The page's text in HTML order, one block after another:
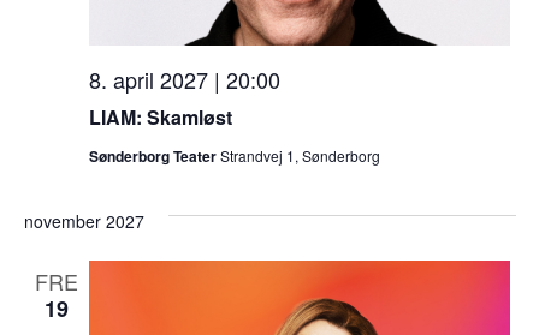
LIAM: Skamløst
8. april 2027 | 20:00
Sønderborg TeaterStrandvej 1, Sønderborg
november 2027
FRE
19